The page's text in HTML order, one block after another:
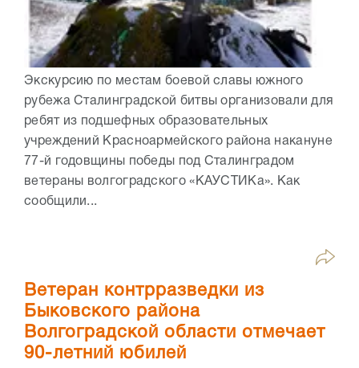
Экскурсию по местам боевой славы южного
рубежа Сталинградской битвы организовали для
ребят из подшефных образовательных
учреждений Красноармейского района накануне
77-й годовщины победы под Сталинградом
ветераны волгоградского «КАУСТИКа». Как
сообщили...
Ветеран контрразведки из
Быковского района
Волгоградской области отмечает
90-летний юбилей